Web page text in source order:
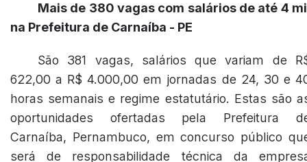
Mais de 380 vagas com salários de até 4
na Prefeitura de Carnaíba - PE
São 381 vagas, salários que variam de
622,00 a R$ 4.000,00 em jornadas de 24, 30 e
horas semanais e regime estatutário. Estas são
oportunidades ofertadas pela Prefeitura
Carnaíba, Pernambuco, em concurso público
será de responsabilidade técnica da